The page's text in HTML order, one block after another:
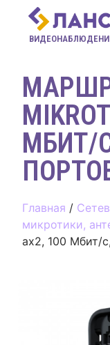
МБИТ/
Главная /
микротики,
ax2, 100 Мбит/